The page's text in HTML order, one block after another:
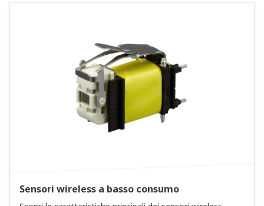
Sensori wireless a basso consumo